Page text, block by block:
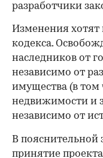
разработчики
Изменения хотят
кодекса.
наследников от
независимо от
имущества (в том
недвижимости и
независимо от
В пояснительной
принятие